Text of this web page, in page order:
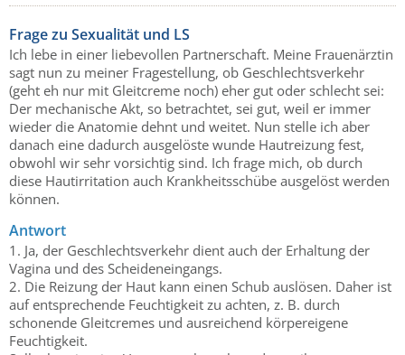
Frage zu Sexualität und LS
Ich lebe in einer liebevollen Partnerschaft. Meine Frauenärztin
sagt nun zu meiner Fragestellung, ob Geschlechtsverkehr
(geht eh nur mit Gleitcreme noch) eher gut oder schlecht sei:
Der mechanische Akt, so betrachtet, sei gut, weil er immer
wieder die Anatomie dehnt und weitet. Nun stelle ich aber
danach eine dadurch ausgelöste wunde Hautreizung fest,
obwohl wir sehr vorsichtig sind. Ich frage mich, ob durch
diese Hautirritation auch Krankheitsschübe ausgelöst werden
können.
Antwort
1. Ja, der Geschlechtsverkehr dient auch der Erhaltung der
Vagina und des Scheideneingangs.
2. Die Reizung der Haut kann einen Schub auslösen. Daher ist
auf entsprechende Feuchtigkeit zu achten, z. B. durch
schonende Gleitcremes und ausreichend körpereigene
Feuchtigkeit.